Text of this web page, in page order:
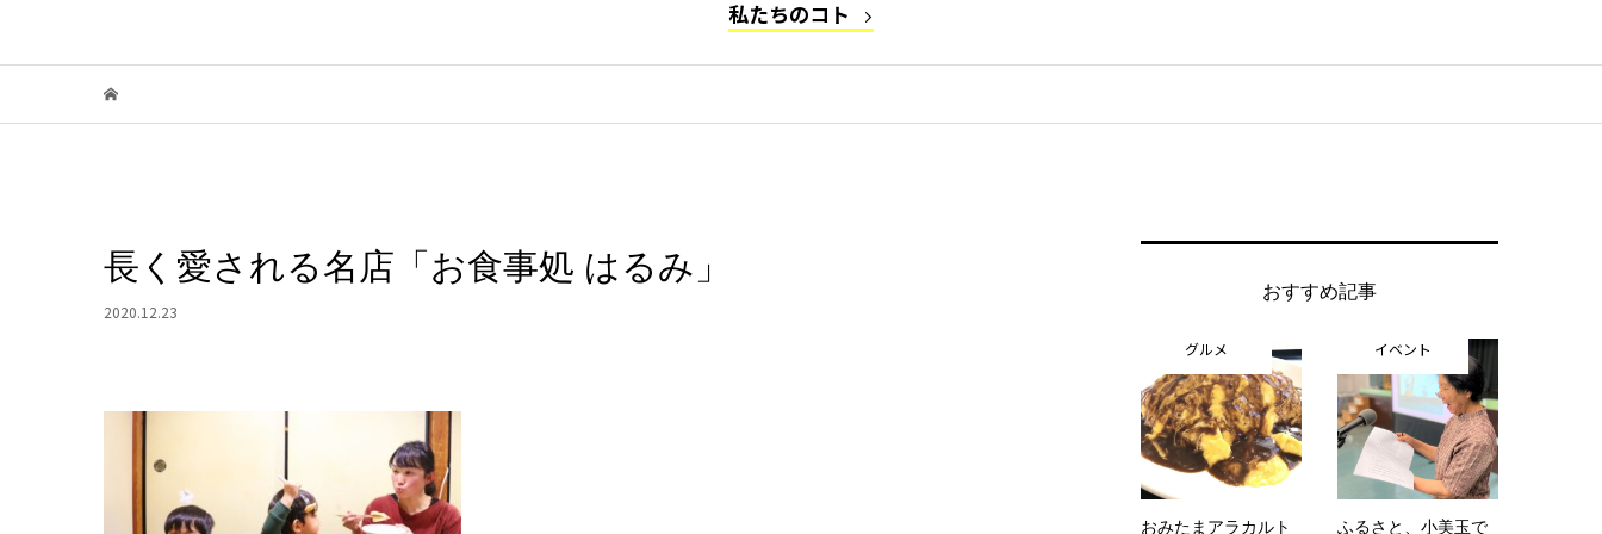
私たちのコト
長く愛される名店「お食事処 はるみ」
2020.12.23
おすすめ記事
グルメ
おみたまアラカルト
イベント
ふるさと、小美玉で